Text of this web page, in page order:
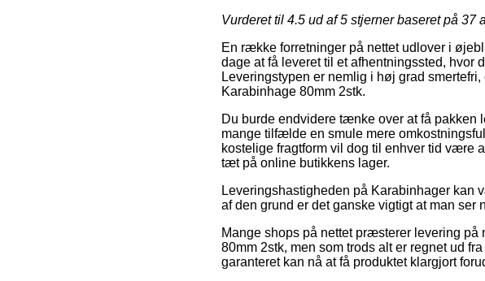
Vurderet til 4.5 ud af 5 stjerner baseret på 37
En række forretninger på nettet udlover i
dage at få leveret til et afhentningssted, hvor
Leveringstypen er nemlig i høj grad
Karabinhage 80mm 2stk.
Du burde endvidere tænke over at få pakken
mange tilfælde en smule mere
kostelige fragtform vil dog til enhver tid være
tæt på online butikkens lager.
Leveringshastigheden på Karabinhager kan
af den grund er det ganske vigtigt at man
Mange shops på nettet præsterer levering
80mm 2stk, men som trods alt er regnet ud
garanteret kan nå at få produktet klargjort